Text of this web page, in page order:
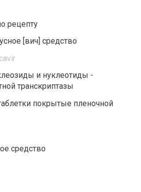
рецепту
[вич] средство
и нуклеотиды -
транскриптазы
покрытые пленочной
средство